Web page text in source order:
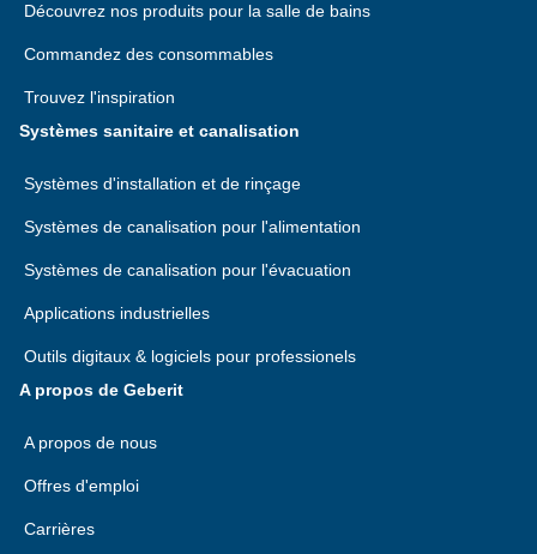
Découvrez nos produits pour la salle de bains
Commandez des consommables
Trouvez l'inspiration
Systèmes sanitaire et canalisation
Systèmes d'installation et de rinçage
Systèmes de canalisation pour l'alimentation
Systèmes de canalisation pour l'évacuation
Applications industrielles
Outils digitaux & logiciels pour professionels
A propos de Geberit
A propos de nous
Offres d'emploi
Carrières